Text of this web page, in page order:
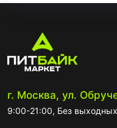
г. Москва, ул.
9:00-21:00, Без выходных